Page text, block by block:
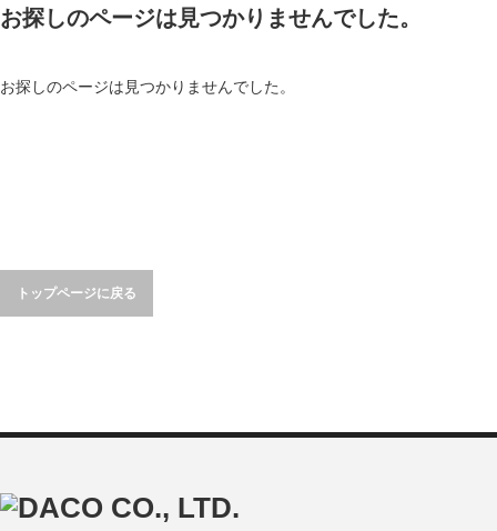
お探しのページは見つかりませんでした。
お探しのページは見つかりませんでした。
トップページに戻る